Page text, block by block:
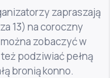
zapraszają
13) na coroczny
zobaczyć w
podziwiać pełną
bronią konno.